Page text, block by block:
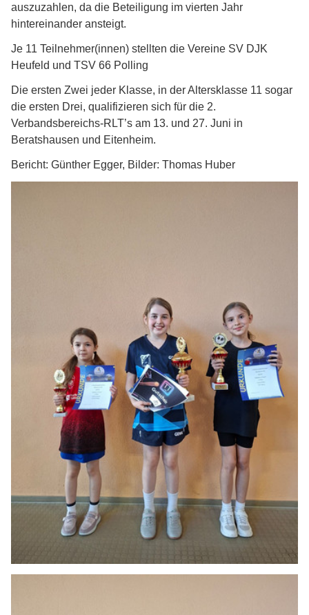
auszuzahlen, da die Beteiligung im vierten Jahr
hintereinander ansteigt.
Je 11 Teilnehmer(innen) stellten die Vereine SV DJK
Heufeld und TSV 66 Polling
Die ersten Zwei jeder Klasse, in der Altersklasse 11 sogar
die ersten Drei, qualifizieren sich für die 2.
Verbandsbereichs-RLT’s am 13. und 27. Juni in
Beratshausen und Eitenheim.
Bericht: Günther Egger, Bilder: Thomas Huber